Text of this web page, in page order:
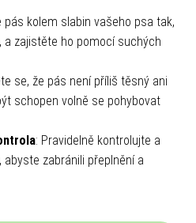
pás kolem slabin vašeho psa tak,
a zajistěte ho pomocí suchých
se, že pás není příliš těsný ani
schopen volně se pohybovat
: Pravidelně kontrolujte a
zabránili přeplnění a